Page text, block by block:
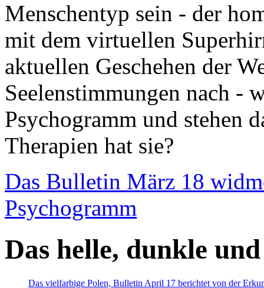
Menschentyp sein - der
mit dem virtuellen
aktuellen Geschehen der
Seelenstimmungen nach -
Psychogramm und stehen
Therapien hat sie?
Das Bulletin März 18
Psychogramm
Das helle, dunkle
Das vielfarbige Polen, Bulletin April 17 berichtet von der